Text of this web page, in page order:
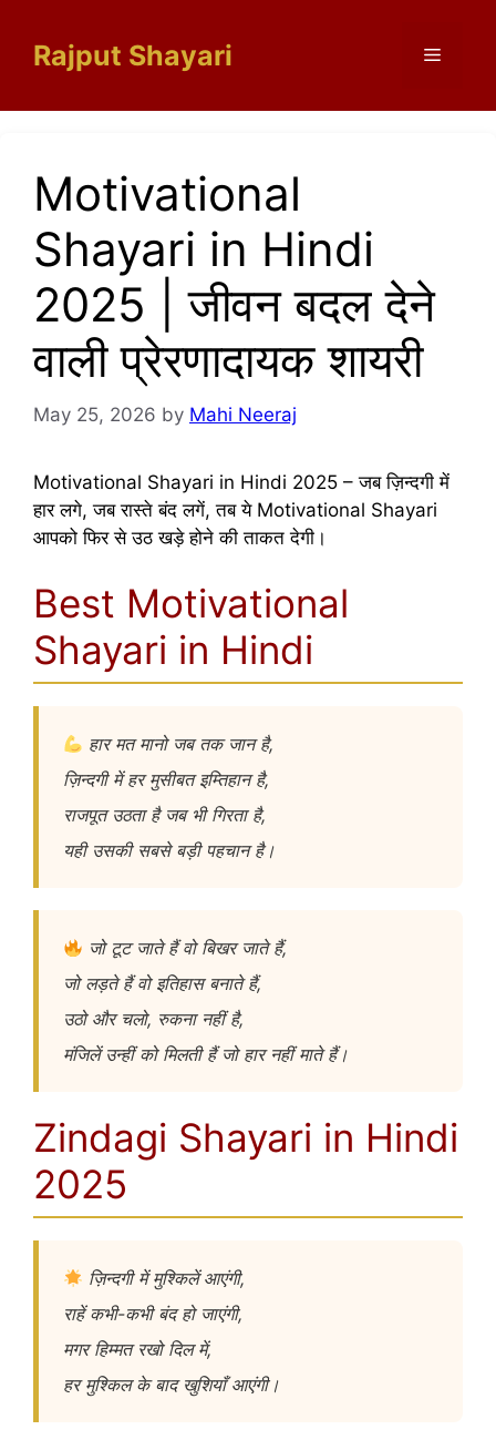
contentRajput Shayari Menu
Motivational
Shayari in Hindi
2025 | जीवन बदल देने
वाली प्रेरणादायक शायरी
May 25, 2026 by Mahi Neeraj
Motivational Shayari in Hindi 2025 – जब ज़िन्दगी में
हार लगे, जब रास्ते बंद लगें, तब ये Motivational Shayari
आपको फिर से उठ खड़े होने की ताकत देगी।
Best Motivational
Shayari in Hindi
हार मत मानो जब तक जान है,
ज़िन्दगी में हर मुसीबत इम्तिहान है,
राजपूत उठता है जब भी गिरता है,
यही उसकी सबसे बड़ी पहचान है।
जो टूट जाते हैं वो बिखर जाते हैं,
जो लड़ते हैं वो इतिहास बनाते हैं,
उठो और चलो, रुकना नहीं है,
मंजिलें उन्हीं को मिलती हैं जो हार नहीं माते हैं।
Zindagi Shayari in Hindi
2025
ज़िन्दगी में मुश्किलें आएंगी,
राहें कभी-कभी बंद हो जाएंगी,
मगर हिम्मत रखो दिल में,
हर मुश्किल के बाद खुशियाँ आएंगी।